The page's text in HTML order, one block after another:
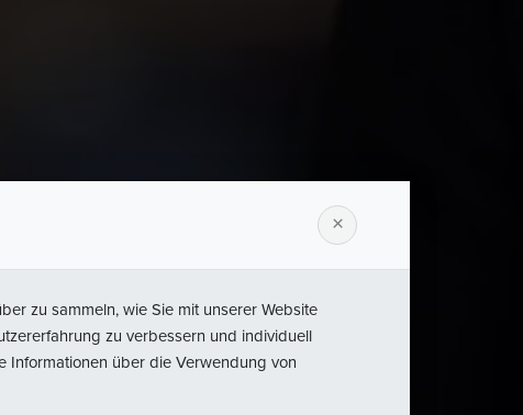
& JIS ×
zu sammeln, wie Sie mit unserer Website
zu verbessern und individuell
Informationen über die Verwendung von